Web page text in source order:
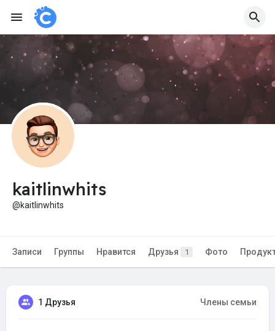
kaitlinwhits
@kaitlinwhits
Записи Группы Нравится Друзья 1 Фото
1 Друзья Члены семьи